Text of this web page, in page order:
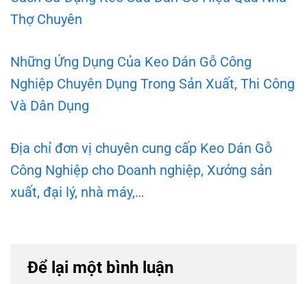
Thợ Chuyên
Những Ứng Dụng Của Keo Dán Gỗ Công
Nghiệp Chuyên Dụng Trong Sản Xuất, Thi Công
Và Dân Dụng
Địa chỉ đơn vị chuyên cung cấp Keo Dán Gỗ
Công Nghiệp cho Doanh nghiệp, Xưởng sản
xuất, đại lý, nhà máy,…
Để lại một bình luận